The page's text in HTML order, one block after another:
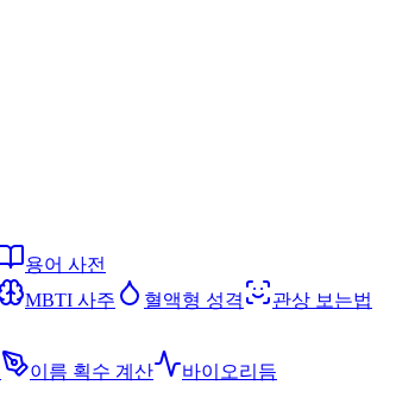
용어 사전
MBTI 사주 혈액형 성격
관상 보는법
이름 획수 계산
바이오리듬